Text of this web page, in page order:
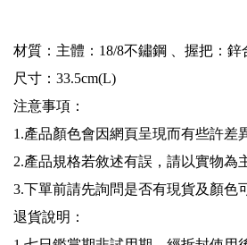
材質：主體：18/8不鏽鋼 、握把：鋅
尺寸：33.5cm(L)
注意事項：
1.產品顏色會因網頁呈現而有些許差
2.產品規格若敘述有誤，請以實物為
3.下單前請先詢問是否有現貨及顏色
退貨說明：